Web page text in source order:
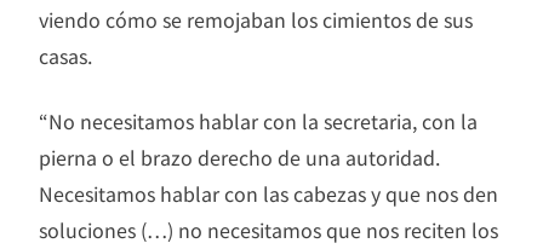
viendo cómo se remojaban los cimientos de sus
casas.
“No necesitamos hablar con la secretaria, con la
pierna o el brazo derecho de una autoridad.
Necesitamos hablar con las cabezas y que nos den
soluciones (…) no necesitamos que nos reciten los